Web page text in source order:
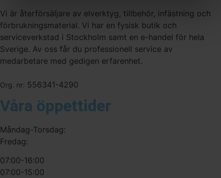
Vi är återförsäljare av elverktyg, tillbehör, infästning och
förbrukningsmaterial. Vi har en fysisk butik och
serviceverkstad i Stockholm samt en e-handel för hela
Sverige. Av oss får du professionell service av
medarbetare med gedigen erfarenhet.
Org. nr: 556341-4290
Våra öppettider
Måndag-Torsdag:
Fredag:
07:00-16:00
07:00-15:00